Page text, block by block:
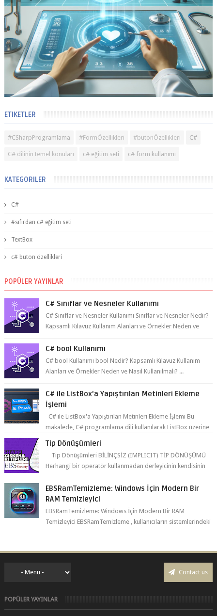
ETIKETLER
C# dilinin temel konuları c# eğitim seti c# form kullanımı
TextBox
c# buton özellikleri
C# Sınıflar ve Nesneler Kullanımı Sınıflar ve Nesneler Nedir?
Kapsamlı Kılavuz Kullanım Alanları ve Örnekler Neden ve
Nasıl ...
C# bool Kullanımı
C# bool Kullanımı bool Nedir? Kapsamlı Kılavuz Kullanım
C# ile ListBox'a Yapıştırılan Metinleri Ekleme
İşlemi
makalede, C# programlama dili kullanılarak ListBox üzerine
yapıştırılan metin...
Tip Dönüşümleri
Tip Dönüşümleri BİLİNÇSİZ (IMPLICIT) TİP DÖNÜŞÜMÜ
Herhangi bir operatör kullanmadan derleyicinin kendisinin
yaptığı tip dönüşümüne bil...
EBSRamTemizleme: Windows İçin Modern Bir
RAM Temizleyici
Temizleyici EBSRamTemizleme , kullanıcıların sistemlerindeki
RAM kullanı...
C# Switch-Case Kullanımı C# CheckBox: Bütün Özellikleri ve
Kullanımı C# programlama dili, kullanıcının bir uygulama